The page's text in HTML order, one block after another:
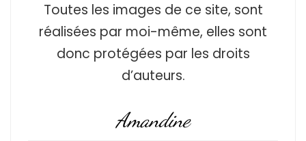
Toutes les images de ce site, sont
réalisées par moi-même, elles sont
donc protégées par les droits
d’auteurs.
Amandine